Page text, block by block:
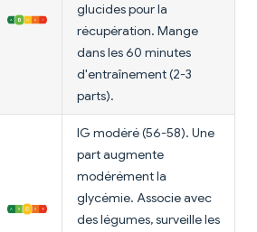
glucides pour la
récupération. Mange
dans les 60 minutes
d'entraînement (2-3
parts).
IG modéré (56-58). Une
part augmente
modérément la
glycémie. Associe avec
des légumes, surveille les